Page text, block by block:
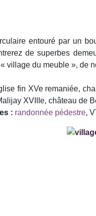
entouré par un
de superbes
village du meuble », de
fin XVe remaniée,
XVIIIe, château de
: randonnée pédestre,